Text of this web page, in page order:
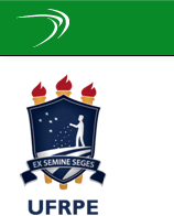
navigation